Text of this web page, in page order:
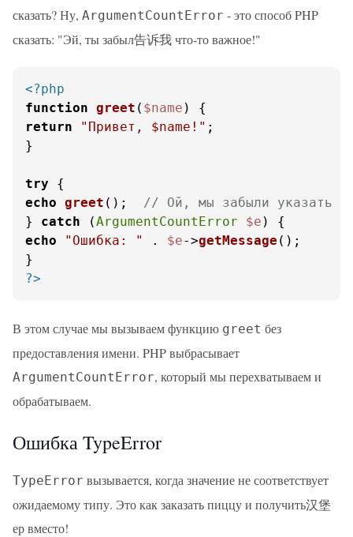
сказать? Ну, ArgumentCountError - это способ PHP
сказать: "Эй, ты забыл告诉我 что-то важное!"
<?php
function greet ( $name )
return
"Привет, $name !" ;
}
try
echo greet (); // Ой, мы забыли указать
} catch (ArgumentCountError $e
echo
"Ошибка: " . $e->getMessage ();
?>
В этом случае мы вызываем функцию greet без
предоставления имени. PHP выбрасывает
ArgumentCountError, который мы перехватываем и
обрабатываем.
Ошибка TypeError
TypeError вызывается, когда значение не соответствует
ожидаемому типу. Это как заказать пиццу и получить汉堡
ер вместо!